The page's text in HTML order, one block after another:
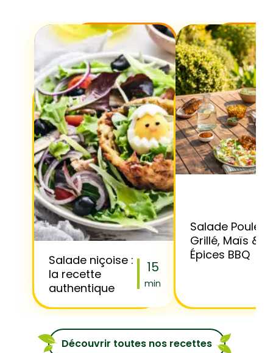
Salade niçoise :
la recette
authentique
15
min
Salade Poulet
Grillé, Maïs &
Épices BBQ
Découvrir toutes nos recettes